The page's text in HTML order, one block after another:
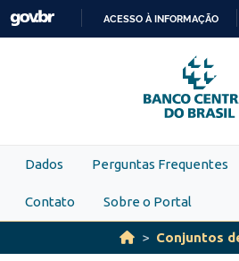
Skip to main content
PARA
O
ACESSO À INFORMAÇÃO
Dados Perguntas Frequentes
Contato Sobre o Portal
Conjuntos